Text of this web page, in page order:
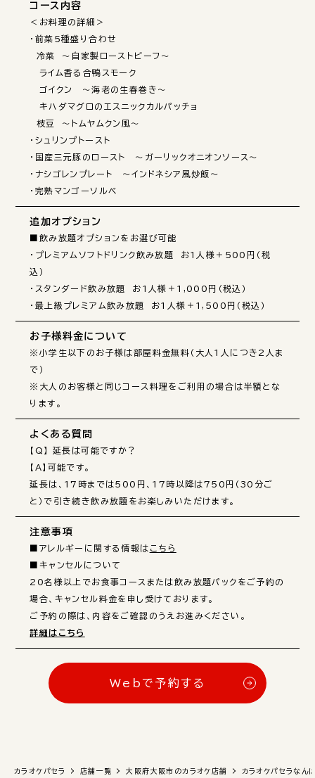
コース内容
＜お料理の詳細＞
・前菜5種盛り合わせ
冷菜　～自家製ローストビーフ～
ライム香る合鴨スモーク
ゴイクン　～海老の生春巻き～
キハダマグロのエスニックカルパッチョ
枝豆　～トムヤムクン風～
・シュリンプトースト
・国産三元豚のロースト　～ガーリックオニオンソース～
・ナシゴレンプレート　～インドネシア風炒飯～
・完熟マンゴーソルベ
追加オプション
■飲み放題オプションをお選び可能
・プレミアムソフトドリンク飲み放題　お1人様＋500円（税
込）
・スタンダード飲み放題　お1人様＋1,000円（税込）
・最上級プレミアム飲み放題　お1人様＋1,500円（税込）
お子様料金について
※小学生以下のお子様は部屋料金無料（大人1人につき2人ま
で）
※大人のお客様と同じコース料理をご利用の場合は半額とな
ります。
よくある質問
【Q】 延長は可能ですか？
【A】可能です。
延長は、17時までは500円、17時以降は750円（30分ご
と）で引き続き飲み放題をお楽しみいただけます。
注意事項
■アレルギーに関する情報は こちら
■キャンセルについて
20名様以上でお食事コースまたは飲み放題パックをご予約の
場合、キャンセル料金を申し受けております。
詳細はこちら
Webで予約する
カラオケパセラ 店舗一覧 大阪府大阪市のカラオケ店舗 カラオケパセラなん